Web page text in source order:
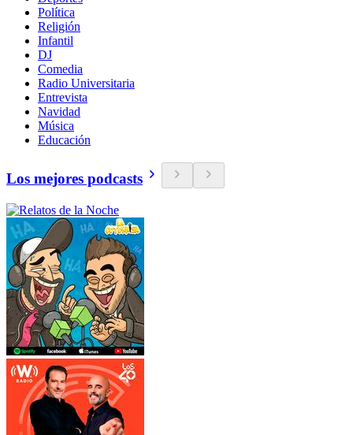
Política
Religión
Infantil
DJ
Comedia
Radio Universitaria
Entrevista
Navidad
Música
Educación
Los mejores podcasts